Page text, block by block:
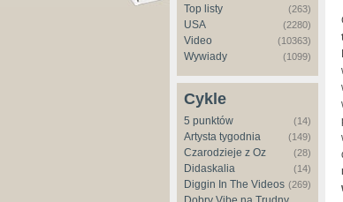
Top listy (263)
USA (2280)
Video (10363)
Wywiady (1099)
Cykle
5 punktów (14)
Artysta tygodnia (149)
Czarodzieje z Oz (28)
Didaskalia (14)
Diggin In The Videos (269)